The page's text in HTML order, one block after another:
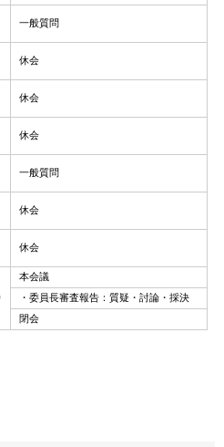
一般質問
休会
休会
休会
一般質問
休会
休会
本会議
・委員長審査報告：質疑・討論・採決
閉会